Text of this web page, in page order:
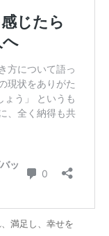
満足し、幸せを